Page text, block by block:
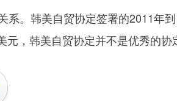
。韩美自贸协定签署的2011年到
，韩美自贸协定并不是优秀的协